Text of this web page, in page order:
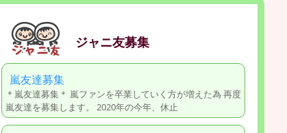
ジャニ友募集
嵐友達募集
＊嵐友達募集＊ 嵐ファンを卒業していく方が増えた為 再度
嵐友達を募集します。 2020年の今年、休止